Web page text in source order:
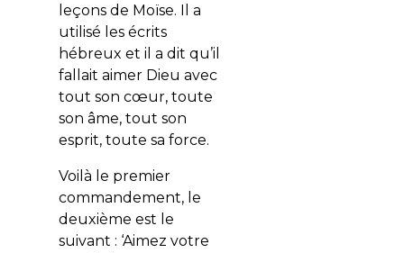
leçons de Moïse. Il a
utilisé les écrits
hébreux et il a dit qu’il
fallait aimer Dieu avec
tout son cœur, toute
son âme, tout son
esprit, toute sa force.
Voilà le premier
commandement, le
deuxième est le
suivant : ‘Aimez votre